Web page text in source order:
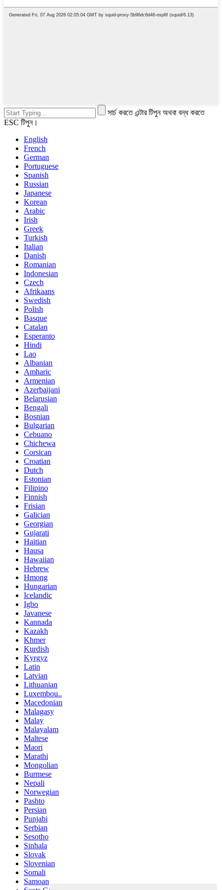
সার্চ করতে এন্টার টিপুন অথবা বন্ধ করতে
ESC টিপুন।
English
French
German
Portuguese
Spanish
Russian
Japanese
Korean
Arabic
Irish
Greek
Turkish
Italian
Danish
Romanian
Indonesian
Czech
Afrikaans
Swedish
Polish
Basque
Catalan
Esperanto
Hindi
Lao
Albanian
Amharic
Armenian
Azerbaijani
Belarusian
Bengali
Bosnian
Bulgarian
Cebuano
Chichewa
Corsican
Croatian
Dutch
Estonian
Filipino
Finnish
Frisian
Galician
Georgian
Gujarati
Haitian
Hausa
Hawaiian
Hebrew
Hmong
Hungarian
Icelandic
Igbo
Javanese
Kannada
Kazakh
Khmer
Kurdish
Kyrgyz
Latin
Latvian
Lithuanian
Luxembou..
Macedonian
Malagasy
Malay
Malayalam
Maltese
Maori
Marathi
Mongolian
Burmese
Nepali
Norwegian
Pashto
Persian
Punjabi
Serbian
Sesotho
Sinhala
Slovak
Slovenian
Somali
Samoan